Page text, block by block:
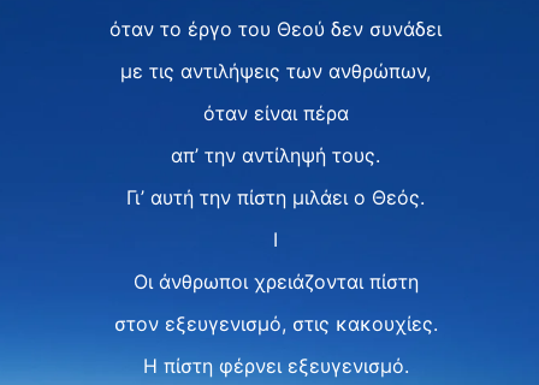
όταν το έργο του Θεού δεν συνάδει
με τις αντιλήψεις των ανθρώπων,
όταν είναι πέρα
απ’ την αντίληψή τους.
Γι’ αυτή την πίστη μιλάει ο Θεός.
I
Οι άνθρωποι χρειάζονται πίστη
στον εξευγενισμό, στις κακουχίες.
Η πίστη φέρνει εξευγενισμό.